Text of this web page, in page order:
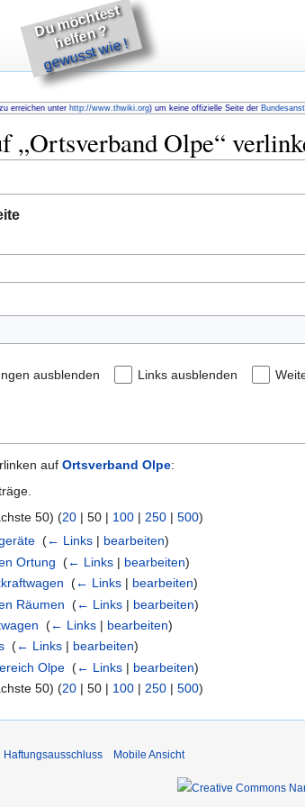
D
u
m
ö
c
ht
e
st
h
elf
e
n
?
gewusst wie !
erreichen unter http://www.thwiki.org) um keine offizielle Seite der
„Ortsverband Olpe“
ausblenden Links ausblenden
auf Ortsverband Olpe:
50) (20 | 50 | 100 | 250 | 500)
‎(← Links | bearbeiten)
Ortung ‎(← Links | bearbeiten)
‎(← Links | bearbeiten)
Räumen ‎(← Links | bearbeiten)
‎(← Links | bearbeiten)
‎(← Links | bearbeiten)
Olpe ‎(← Links | bearbeiten)
50) (20 | 50 | 100 | 250 | 500)
Haftungsausschluss Mobile Ansicht